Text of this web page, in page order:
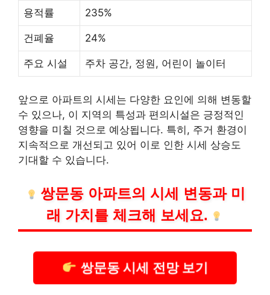
용적률 235%
건폐율 24%
주요 시설 주차 공간, 정원, 어린이 놀이터
앞으로 아파트의 시세는 다양한 요인에 의해 변동할
수 있으나, 이 지역의 특성과 편의시설은 긍정적인
영향을 미칠 것으로 예상됩니다. 특히, 주거 환경이
지속적으로 개선되고 있어 이로 인한 시세 상승도
기대할 수 있습니다.
쌍문동 아파트의 시세 변동과 미
래 가치를 체크해 보세요.
쌍문동 시세 전망 보기